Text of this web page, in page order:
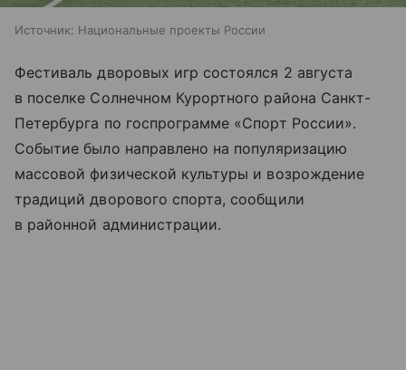
Источник: Национальные проекты России
Фестиваль дворовых игр состоялся 2 августа
в поселке Солнечном Курортного района Санкт-
Петербурга по госпрограмме «Спорт России».
Событие было направлено на популяризацию
массовой физической культуры и возрождение
традиций дворового спорта, сообщили
в районной администрации.